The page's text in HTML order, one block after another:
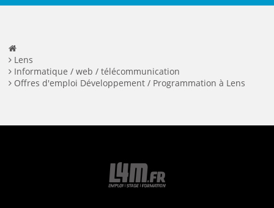
Lens
Informatique / web / télécommunication
Offres d'emploi Développement / Programmation à Lens